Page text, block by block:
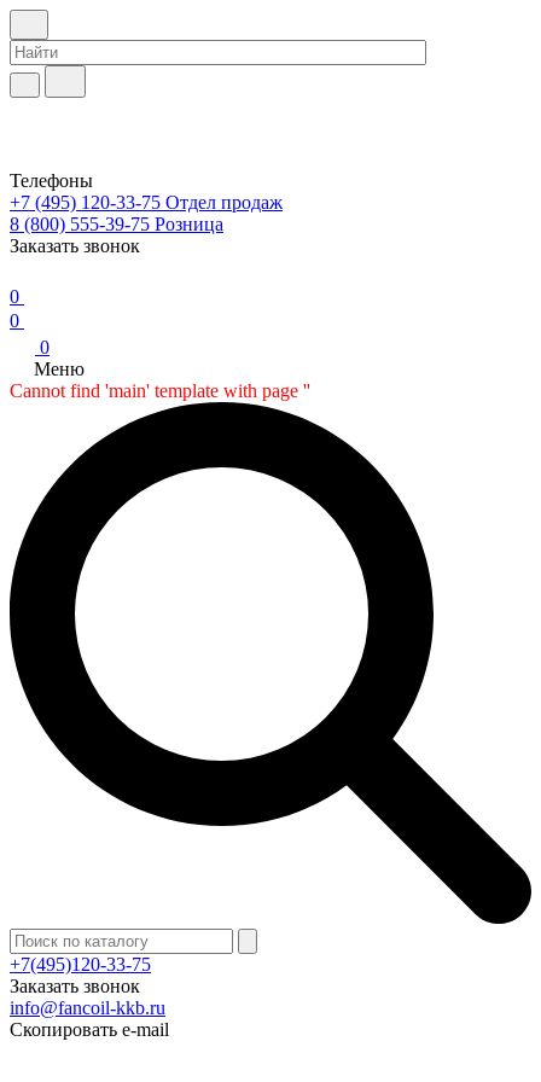
Телефоны
+7 (495) 120-33-75 Отдел продаж
8 (800) 555-39-75 Розница
Заказать звонок
0
0
0
Меню
Cannot find 'main' template with page ''
+7(495)120-33-75
Заказать звонок
info@fancoil-kkb.ru
Скопировать e-mail